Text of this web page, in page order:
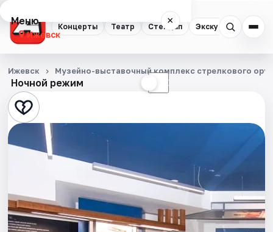
Концерты Театр Стендап Экскурсии
Меню ×
Ижевск
Концерты
Театр
Стендап
Экскурсии
События
Ночной режим ☾
Ижевск Музейно-выставочный комплекс стрелкового